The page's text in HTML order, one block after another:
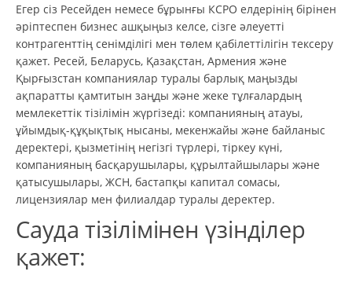
Егер сіз Ресейден немесе бұрынғы КСРО елдерінің бірінен
әріптеспен бизнес ашқыңыз келсе, сізге әлеуетті
контрагенттің сенімділігі мен төлем қабілеттілігін тексеру
қажет. Ресей, Беларусь, Қазақстан, Армения және
Қырғызстан компаниялар туралы барлық маңызды
ақпаратты қамтитын заңды және жеке тұлғалардың
мемлекеттік тізілімін жүргізеді: компанияның атауы,
ұйымдық-құқықтық нысаны, мекенжайы және байланыс
деректері, қызметінің негізгі түрлері, тіркеу күні,
компанияның басқарушылары, құрылтайшылары және
қатысушылары, ЖСН, бастапқы капитал сомасы,
лицензиялар мен филиалдар туралы деректер.
Сауда тізілімінен үзінділер
қажет: